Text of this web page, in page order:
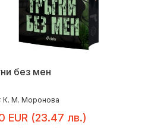
без мен
К. М. Моронова
EUR (23.47 лв.)